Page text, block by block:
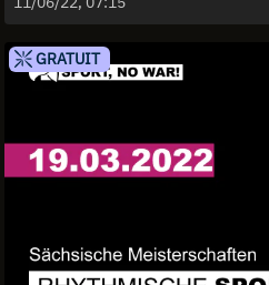
GRATUIT